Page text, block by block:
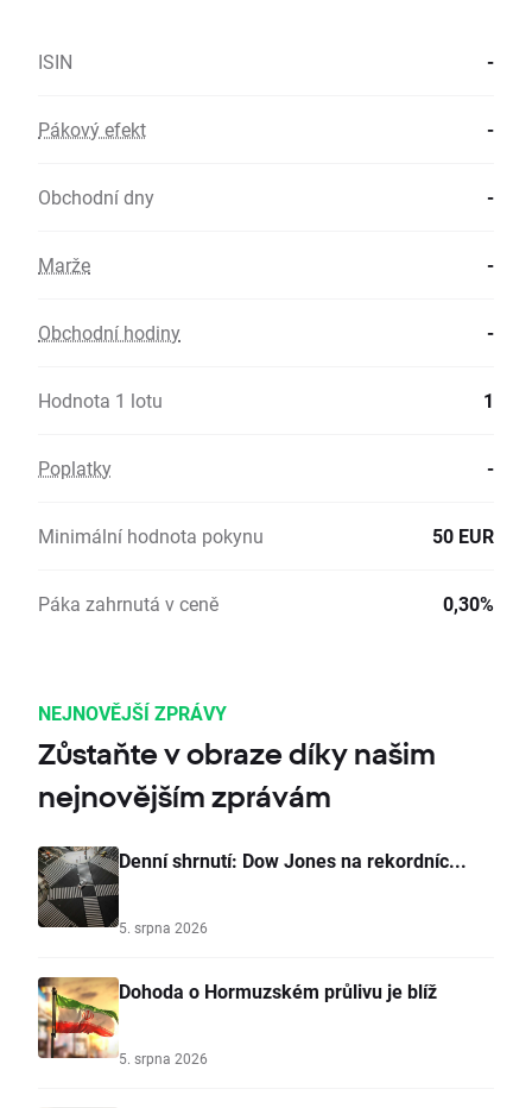
ISIN -
Pákový efekt -
Obchodní dny -
Marže -
Obchodní hodiny -
Hodnota 1 lotu 1
Poplatky -
Minimální hodnota pokynu 50 EUR
Páka zahrnutá v ceně 0,30%
NEJNOVĚJŠÍ ZPRÁVY
Zůstaňte v obraze díky našim
nejnovějším zprávám
Denní shrnutí: Dow Jones na rekordníc...
5. srpna 2026
Dohoda o Hormuzském průlivu je blíž
5. srpna 2026